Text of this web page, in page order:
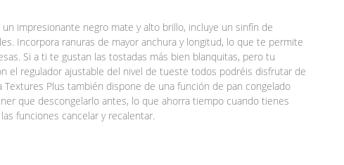
impresionante negro mate y alto brillo, incluye un sinfín de
Incorpora ranuras de mayor anchura y longitud, lo que te permite
Si a ti te gustan las tostadas más bien blanquitas, pero tu
el regulador ajustable del nivel de tueste todos podréis disfrutar de
Plus también dispone de una función de pan congelado
que descongelarlo antes, lo que ahorra tiempo cuando tienes
funciones cancelar y recalentar.